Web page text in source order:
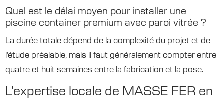
Quel est le délai moyen pour installer une
piscine container premium avec paroi vitrée ?
La durée totale dépend de la complexité du projet et de
l’étude préalable, mais il faut généralement compter entre
quatre et huit semaines entre la fabrication et la pose.
L’expertise locale de MASSE FER en